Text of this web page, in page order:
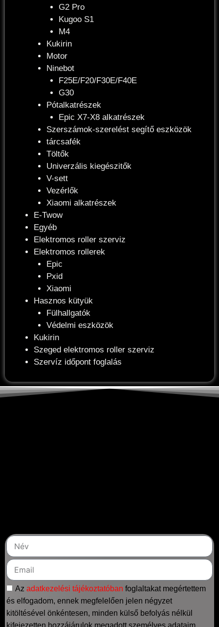
G2 Pro
Kugoo S1
M4
Kukirin
Motor
Ninebot
F25E/F20/F30E/F40E
G30
Pótalkatrészek
Epic X7-X8 alkatrészek
Szerszámok-szerelést segítő eszközök
tárcsafék
Töltők
Univerzális kiegészitők
V-sett
Vezérlők
Xiaomi alkatrészek
E-Twow
Egyéb
Elektromos roller szerviz
Elektromos rollerek
Epic
Pxid
Xiaomi
Hasznos kütyük
Fülhallgatók
Védelmi eszközök
Kukirin
Szeged elektromos roller szerviz
Szervíz időpont foglalás
Az adatkezelési tájékoztatóban foglaltakat megértettem
és elfogadom, ennek megfelelően jelen négyzet
kitöltésével önkéntesen, minden külső befolyás nélkül
kifejezetten hozzájárulok megadott személyes adataim